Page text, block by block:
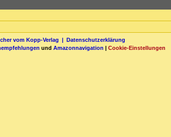
vom Kopp-Verlag | Datenschutzerklärung
und Amazonnavigation | Cookie-Einstellungen